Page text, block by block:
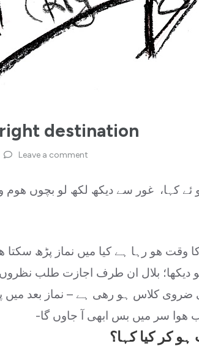
destination
Leave a comment
ئے کہا، غور سے دیکھ لکھ لو بچوں ھوم
وقت ھو رہا ہے کیا میں نماز پڑھ سکتا
دیکھا؛ بلال ان طرف اجازت طلب
ضروی کلاس ہو رھی ہے – نماز بعد میں
ھوا سر میں بس ابھی آ جاوں گا-
کر کیا کہا؟